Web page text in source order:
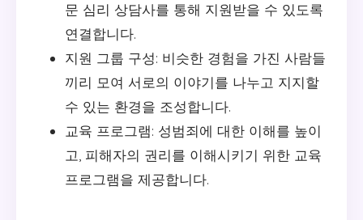
문 심리 상담사를 통해 지원받을 수 있도록
연결합니다.
지원 그룹 구성: 비슷한 경험을 가진 사람들
끼리 모여 서로의 이야기를 나누고 지지할
수 있는 환경을 조성합니다.
교육 프로그램: 성범죄에 대한 이해를 높이
고, 피해자의 권리를 이해시키기 위한 교육
프로그램을 제공합니다.